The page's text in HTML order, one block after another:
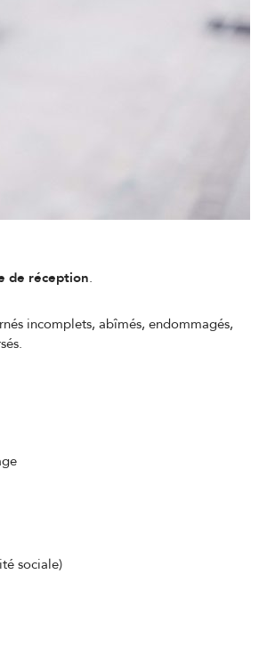
de réception.
incomplets, abîmés, endommagés,
sociale)